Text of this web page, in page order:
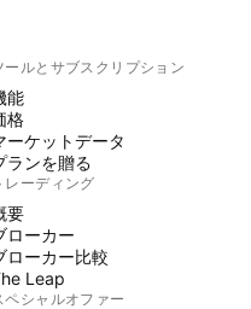
ールとサブスクリプション
能
格
ーケットデータ
ランを贈る
レーディング
要
ローカー
ローカー比較
Leap
ペシャルオファー